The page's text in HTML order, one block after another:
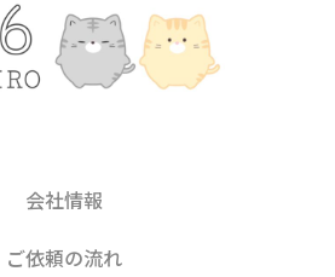
会社情報
ご依頼の流れ